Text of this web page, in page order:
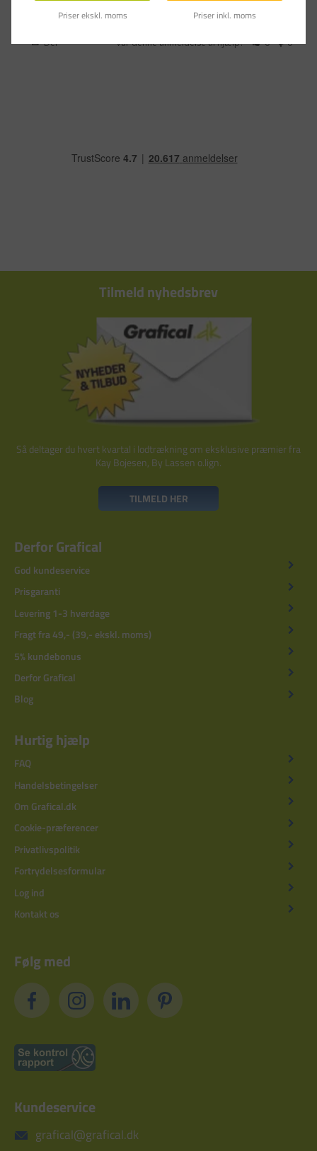
Musemåtte Fellowes Economy blå 5mm
Del Var denne anmeldelse til hjælp? 0 0
Tilmeld nyhedsbrev
Så deltager du hvert kvartal i lodtrækning om eksklusive præmier fra
Kay Bojesen, By Lassen o.lign.
TILMELD HER
Derfor Grafical
God kundeservice
Prisgaranti
Levering 1-3 hverdage
Fragt fra 49,- (39,- ekskl. moms)
5% kundebonus
Derfor Grafical
Blog
Hurtig hjælp
FAQ
Handelsbetingelser
Om Grafical.dk
Cookie-præferencer
Privatlivspolitik
Fortrydelsesformular
Log ind
Kontakt os
Følg med
Kundeservice
grafical@grafical.dk
Priser ekskl. moms Priser inkl. moms